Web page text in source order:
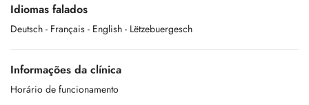
Idiomas falados
Deutsch - Français - English - Lëtzebuergesch
Informações da clínica
Horário de funcionamento